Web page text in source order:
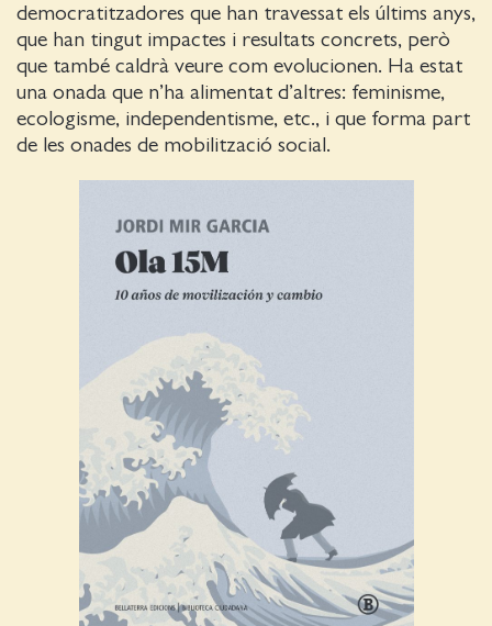
democratitzadores que han travessat els últims anys,
que han tingut impactes i resultats concrets, però
que també caldrà veure com evolucionen. Ha estat
una onada que n’ha alimentat d’altres: feminisme,
ecologisme, independentisme, etc., i que forma part
de les onades de mobilització social.